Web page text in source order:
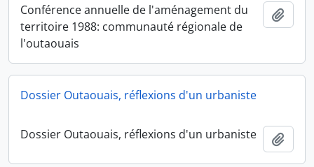
Conférence annuelle de l'aménagement du
territoire 1988: communauté régionale de
l'outaouais
Dossier Outaouais, réflexions d'un urbaniste
Dossier Outaouais, réflexions d'un urbaniste